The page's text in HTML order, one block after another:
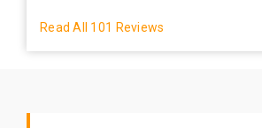
Read All 101 Reviews